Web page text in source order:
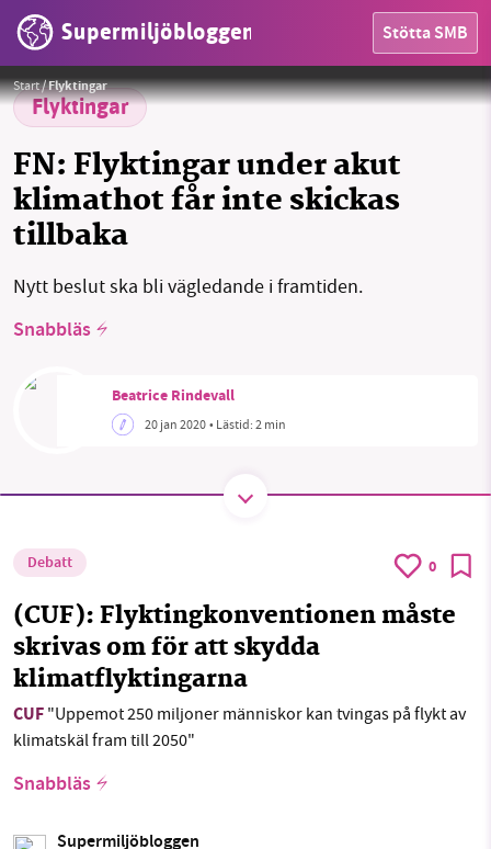
Supermiljöbloggen Stötta SMB
HEM
OMRÅDEN
MILJÖFAKTA
Start/Flyktingar
Flyktingar
FN: Flyktingar under akut
klimathot får inte skickas
tillbaka
Nytt beslut ska bli vägledande i framtiden.
Snabbläs
Beatrice Rindevall
20 jan 2020• Lästid:2 min
Charly W. Karl (CC BY-ND 2.0)
Debatt 0
(CUF): Flyktingkonventionen måste
skrivas om för att skydda
klimatflyktingarna
CUF "Uppemot 250 miljoner människor kan tvingas på flykt av
klimatskäl fram till 2050"
Snabbläs
Supermiljöbloggen
SMB kämpar för en hållbar framtid. Sedan
starten 2010 har vår ideella redaktion drivit
miljödebatten framåt genom
nyhetsbevakning och granskningar. Nu vill vi
utveckla vårt arbete – och vi hoppas att du
vill hjälpa oss.